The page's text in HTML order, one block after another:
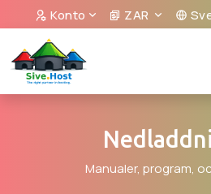
Konto ZAR
Manualer, program,